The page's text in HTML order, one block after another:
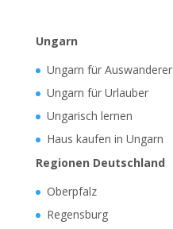
Ungarn
Ungarn für Auswanderer
Ungarn für Urlauber
Ungarisch lernen
Haus kaufen in Ungarn
Regionen Deutschland
Oberpfalz
Regensburg